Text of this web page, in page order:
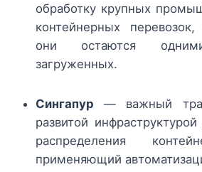
обработку крупных
контейнерных
они остаются
загруженных.
Сингапур — важный
развитой
распределения
применяющий